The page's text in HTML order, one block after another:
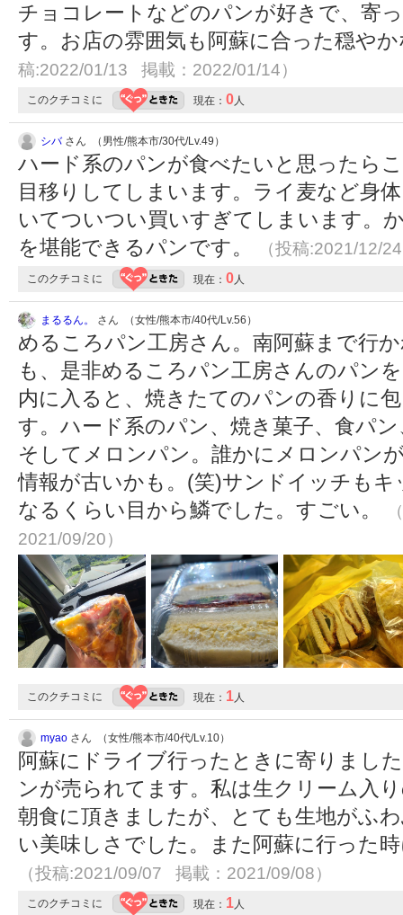
チョコレートなどのパンが好きで、寄
す。お店の雰囲気も阿蘇に合った穏や
稿:2022/01/13 掲載：2022/01/14）
このクチコミに 現在： 0人
シバさん （男性/熊本市/30代/Lv.49）
ハード系のパンが食べたいと思ったら
目移りしてしまいます。ライ麦など身
いてついつい買いすぎてしまいます。
を堪能できるパンです。
（投稿:2021/12/
このクチコミに 現在： 0人
まるるん。 さん （女性/熊本市/40代/Lv.56）
めるころパン工房さん。南阿蘇まで行
も、是非めるころパン工房さんのパン
内に入ると、焼きたてのパンの香りに
す。ハード系のパン、焼き菓子、食パ
そしてメロンパン。誰かにメロンパン
情報が古いかも。(笑)サンドイッチも
なるくらい目から鱗でした。すごい。
2021/09/20）
このクチコミに 現在： 1人
myao さん （女性/熊本市/40代/Lv.10）
阿蘇にドライブ行ったときに寄りまし
ンが売られてます。私は生クリーム入
朝食に頂きましたが、とても生地がふ
い美味しさでした。また阿蘇に行った
（投稿:2021/09/07 掲載：2021/09/08）
このクチコミに 現在： 1人